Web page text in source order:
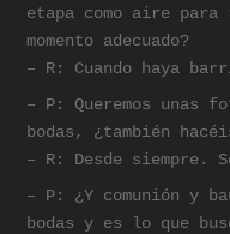
etapa como aire
momento adecuado?
– R: Cuando haya
– P: Queremos unas
bodas, ¿también
– R: Desde siempre.
– P: ¿Y comunión y
bodas y es lo que